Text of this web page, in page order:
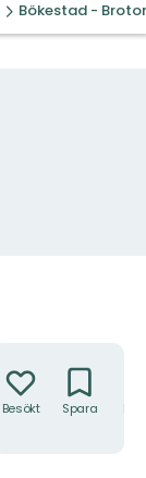
Bökestad -
Besökt Spara